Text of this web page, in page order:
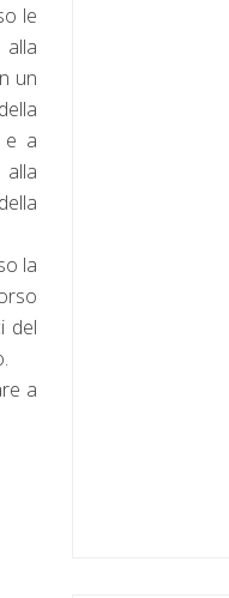
le
un
e a
la
del
a